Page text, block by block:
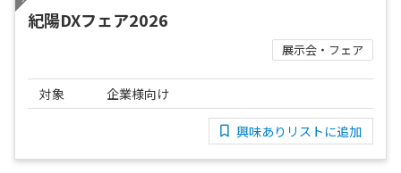
紀陽DXフェア2026
展示会・フェア
対象 企業様向け
興味ありリストに追加